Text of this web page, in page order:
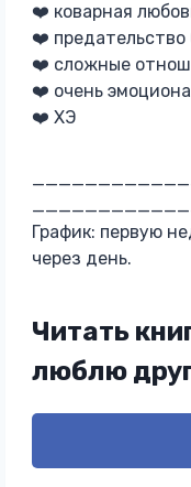
❤️ коварная
❤️ предательство
❤️ сложные
❤️ очень
❤️ ХЭ
График: первую
через день.
Читать
люблю